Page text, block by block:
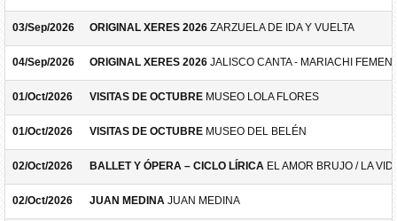
03/Sep/2026 ORIGINAL XERES 2026 ZARZUELA DE IDA Y VUELTA
04/Sep/2026 ORIGINAL XERES 2026 JALISCO CANTA - MARIACHI
01/Oct/2026 VISITAS DE OCTUBRE MUSEO LOLA FLORES
01/Oct/2026 VISITAS DE OCTUBRE MUSEO DEL BELÉN
02/Oct/2026 BALLET Y ÓPERA – CICLO LÍRICA EL AMOR BRUJO / LA
02/Oct/2026 JUAN MEDINA JUAN MEDINA